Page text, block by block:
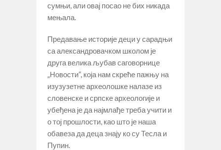
сумњи, али овај посао не бих никада
мењала.
Предавање историје деци у сарадњи
са александровачком школом је
друга велика љубав саговорнице
„Новости“, која нам скреће пажњу на
изузузетне археолошке налазе из
словенске и српске археологије и
убеђена је да најмлађе треба учити и
о тој прошлости, као што је наша
обавеза да деца знају ко су Тесла и
Пупин.